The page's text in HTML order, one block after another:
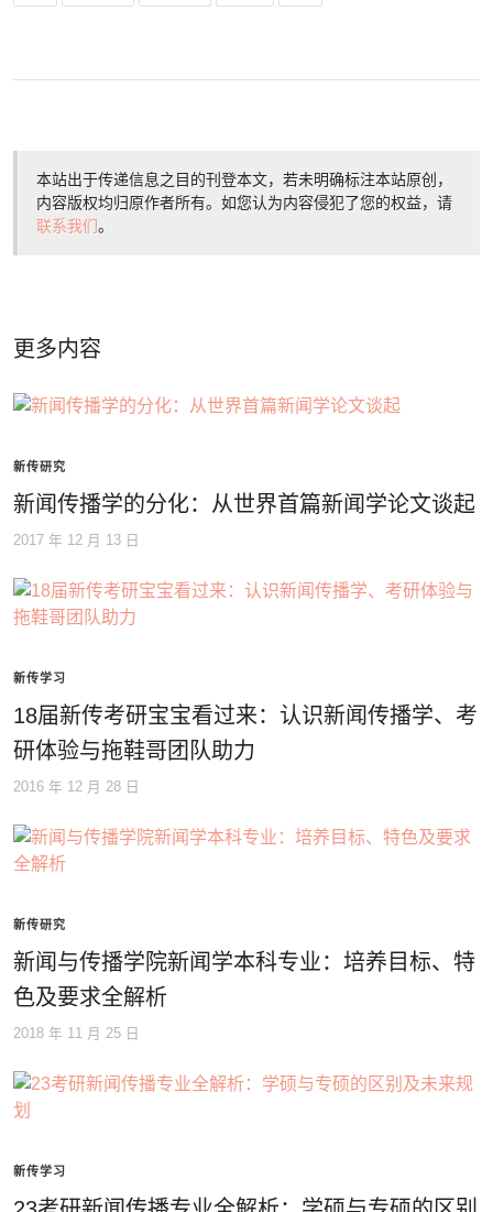
本站出于传递信息之目的刊登本文，若未明确标注本站原创，
内容版权均归原作者所有。如您认为内容侵犯了您的权益，请
联系我们。
更多内容
新传研究
新闻传播学的分化：从世界首篇新闻学论文谈起
2017 年 12 月 13 日
新传学习
18届新传考研宝宝看过来：认识新闻传播学、考
研体验与拖鞋哥团队助力
2016 年 12 月 28 日
新传研究
新闻与传播学院新闻学本科专业：培养目标、特
色及要求全解析
2018 年 11 月 25 日
新传学习